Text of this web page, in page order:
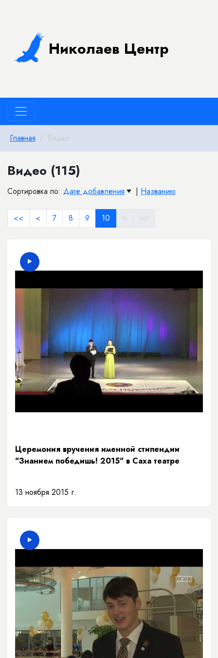
Николаев Центр
Главная Видео
Видео (115)
Сортировка по: Дате добавления | Названию
<< < 7 8 9 10 > >>
Церемония вручения именной стипендии
"Знанием победишь! 2015" в Саха театре
13 ноября 2015 г.